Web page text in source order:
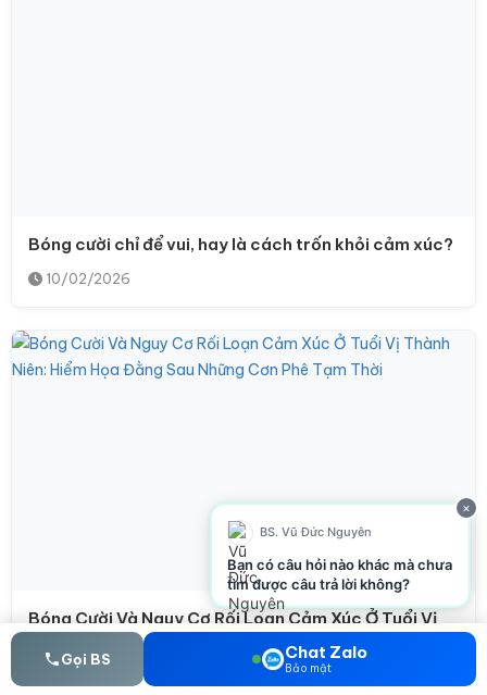
Bóng cười chỉ để vui, hay là cách trốn khỏi cảm xúc?
10/02/2026
Bóng Cười Và Nguy Cơ Rối Loạn Cảm Xúc Ở Tuổi Vị
Thành Niên: Hiểm Họa Đằng Sau Những Cơn Phê Tạm
Thời
×
BS. Vũ Đức Nguyên
Bạn có câu hỏi nào khác mà chưa
tìm được câu trả lời không?
Gọi BS Chat Zalo
Bảo mật